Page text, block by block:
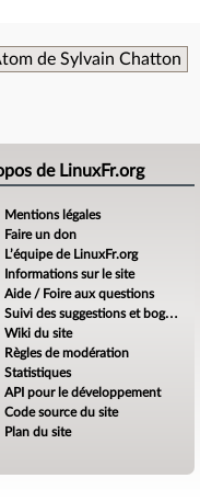
de Sylvain Chatton
de LinuxFr.org
Mentions légales
Faire un don
L’équipe de LinuxFr.org
Informations sur le site
Aide / Foire aux questions
Suivi des suggestions et bogues
Wiki du site
Règles de modération
Statistiques
API pour le développement
Code source du site
Plan du site